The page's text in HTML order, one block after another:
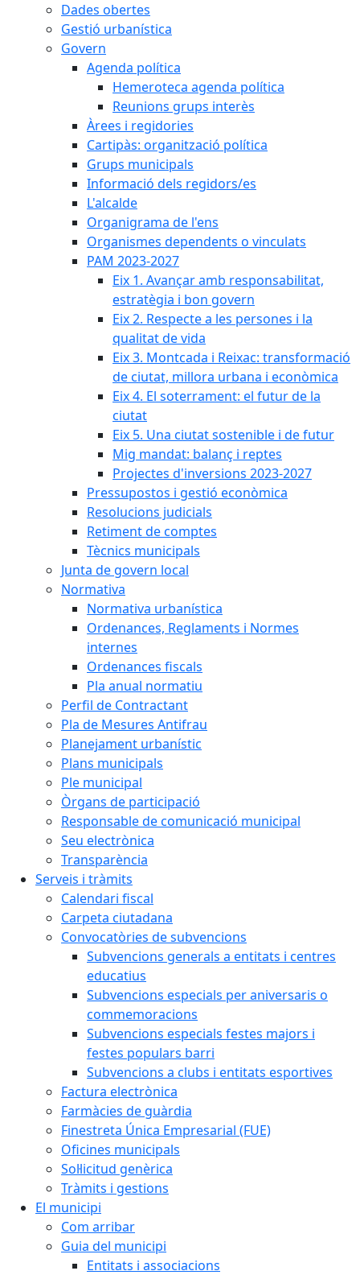
Dades obertes
Gestió urbanística
Govern
Agenda política
Hemeroteca agenda política
Reunions grups interès
Àrees i regidories
Cartipàs: organització política
Grups municipals
Informació dels regidors/es
L'alcalde
Organigrama de l'ens
Organismes dependents o vinculats
PAM 2023-2027
Eix 1. Avançar amb responsabilitat,
estratègia i bon govern
Eix 2. Respecte a les persones i la
qualitat de vida
Eix 3. Montcada i Reixac: transformació
de ciutat, millora urbana i econòmica
Eix 4. El soterrament: el futur de la
ciutat
Eix 5. Una ciutat sostenible i de futur
Mig mandat: balanç i reptes
Projectes d'inversions 2023-2027
Pressupostos i gestió econòmica
Resolucions judicials
Retiment de comptes
Tècnics municipals
Junta de govern local
Normativa
Normativa urbanística
Ordenances, Reglaments i Normes
internes
Ordenances fiscals
Pla anual normatiu
Perfil de Contractant
Pla de Mesures Antifrau
Planejament urbanístic
Plans municipals
Ple municipal
Òrgans de participació
Responsable de comunicació municipal
Seu electrònica
Transparència
Serveis i tràmits
Calendari fiscal
Carpeta ciutadana
Convocatòries de subvencions
Subvencions generals a entitats i centres
educatius
Subvencions especials per aniversaris o
commemoracions
Subvencions especials festes majors i
festes populars barri
Subvencions a clubs i entitats esportives
Factura electrònica
Farmàcies de guàrdia
Finestreta Única Empresarial (FUE)
Oficines municipals
Sol·licitud genèrica
Tràmits i gestions
El municipi
Com arribar
Guia del municipi
Entitats i associacions